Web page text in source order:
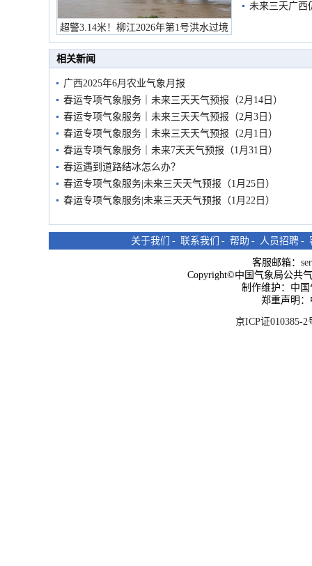
超警3.14米！柳江2026年第1号洪水过境
市民在堤岸见证汛况
未来三天广西
相关新闻
广西2025年6月农业气象月报
春运专项气象服务｜未来三天天气预报（2月14日）
春运专项气象服务｜未来三天天气预报（2月3日）
春运专项气象服务｜未来三天天气预报（2月1日）
春运专项气象服务｜未来7天天气预报（1月31日）
春运遇到道路结冰怎么办？
春运专项气象服务|未来三天天气预报（1月25日）
春运专项气象服务|未来三天天气预报（1月22日）
关于我们 - 联系我们 - 帮助 - 人员招聘 -
客服邮箱：
Copyright©中国气象局公共
制作维护：中
郑重声明
京ICP证010385-2